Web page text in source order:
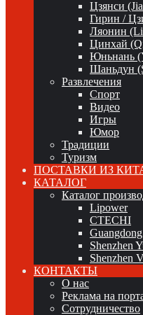
Цзянси
Гирин /
Ляонин
Цинхай
Юньнань
Шаньдун
Развлечения
Спорт
Видео
Игры
Юмор
Традиции
Туризм
ПОСТАВКИ ИЗ
КАТАЛОГ
Каталог
Lipower
CTECHI
Shenzhen
Shenzhen
КОНТАКТЫ
О нас
Реклама на
Сотрудничество